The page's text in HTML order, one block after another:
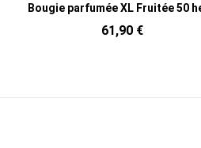
75,90 €